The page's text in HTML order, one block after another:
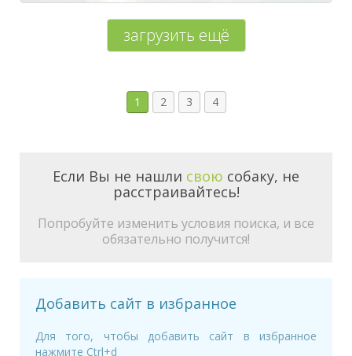
загрузить ещё
1 2 3 4
Если Вы не нашли свою собаку, не
расстраивайтесь!
Попробуйте изменить условия поиска, и все
обязательно получится!
Добавить сайт в избранное
Для того, чтобы добавить сайт в избранное
нажмите Ctrl+d